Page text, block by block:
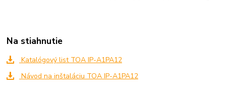
Na stiahnutie
Katalógový list TOA IP-A1PA12
Návod na inštaláciu TOA IP-A1PA12